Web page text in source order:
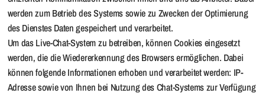
werden zum Betrieb des Systems sowie zu Zwecken der Optimierung
des Dienstes Daten gespeichert und verarbeitet.
Um das Live-Chat-System zu betreiben, können Cookies eingesetzt
werden, die die Wiedererkennung des Browsers ermöglichen. Dabei
können folgende Informationen erhoben und verarbeitet werden: IP-
Adresse sowie von Ihnen bei Nutzung des Chat-Systems zur Verfügung